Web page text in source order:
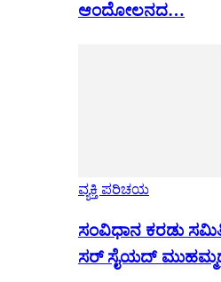
ಆಂದೋಲನದ…
ವ್ಯಕ್ತಿ ಪರಿಚಯ
ಸಂವಿಧಾನ ಕರಡು
ಸರ್ ಸೈಯದ್ ಮುಹಮ್ಮದ್